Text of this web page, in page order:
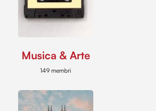
Musica & Arte
149 membri